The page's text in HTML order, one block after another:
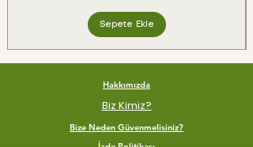
Sepete Ekle
Hakkımızda
Biz Kimiz?
Bize Neden Güvenmelisiniz?